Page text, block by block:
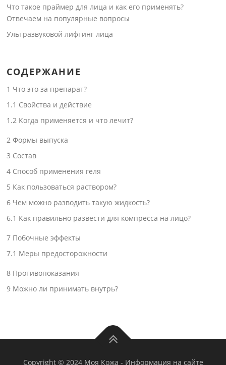
Что такое праймер для лица и как его применять?
Отвечаем на популярные вопросы
Ультразвуковой лифтинг лица
СОДЕРЖАНИЕ
1 Что это за препарат?
1.1 Свойства и действие
1.2 Когда применяется и что лечит?
2 Формы выпуска
3 Состав
4 Способ применения геля
5 Как пользоваться раствором?
6 Чем можно разводить такую жидкость?
6.1 Как правильно развести для компресса на лицо?
7 Побочные эффекты
7.1 Меры предосторожности
8 Противопоказания
9 Можно ли принимать внутрь?
Copyright © 2024 Моя Кожа - Информация на сайте